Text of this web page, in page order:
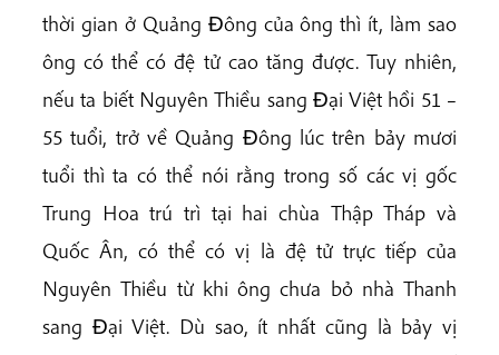
thời gian ở Quảng Ðông của ông thì ít, làm sao
ông có thể có đệ tử cao tăng được. Tuy nhiên,
nếu ta biết Nguyên Thiều sang Ðại Việt hồi 51 –
55 tuổi, trở về Quảng Ðông lúc trên bảy mươi
tuổi thì ta có thể nói rằng trong số các vị gốc
Trung Hoa trú trì tại hai chùa Thập Tháp và
Quốc Ân, có thể có vị là đệ tử trực tiếp của
Nguyên Thiều từ khi ông chưa bỏ nhà Thanh
sang Ðại Việt. Dù sao, ít nhất cũng là bảy vị